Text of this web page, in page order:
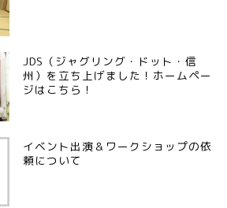
JDS（ジャグリング・ドット・信
州）を立ち上げました！ホームペー
ジはこちら！
イベント出演＆ワークショップの依
頼について